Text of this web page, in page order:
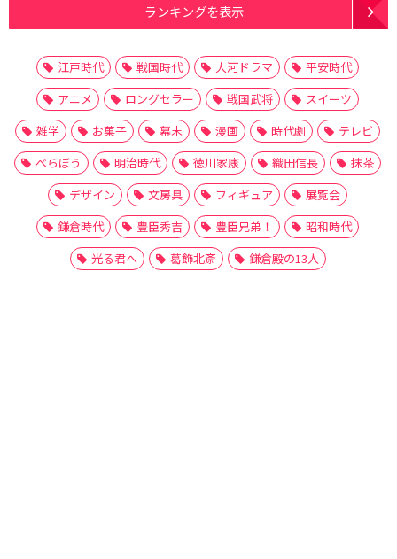
ランキングを表示
江戸時代 戦国時代 大河ドラマ
平安時代
アニメ
ロングセラー 戦国武将
スイーツ
雑学
お菓子 幕末 漫画 時代劇
テレビ
べらぼう
明治時代 徳川家康 織田信長
抹茶
デザイン
文房具 フィギュア
展覧会
鎌倉時代
豊臣秀吉 豊臣兄弟！
昭和時代
光る君へ
葛飾北斎 鎌倉殿の13人